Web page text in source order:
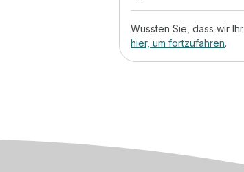
Wussten Sie, dass wir
hier, um fortzufahren.